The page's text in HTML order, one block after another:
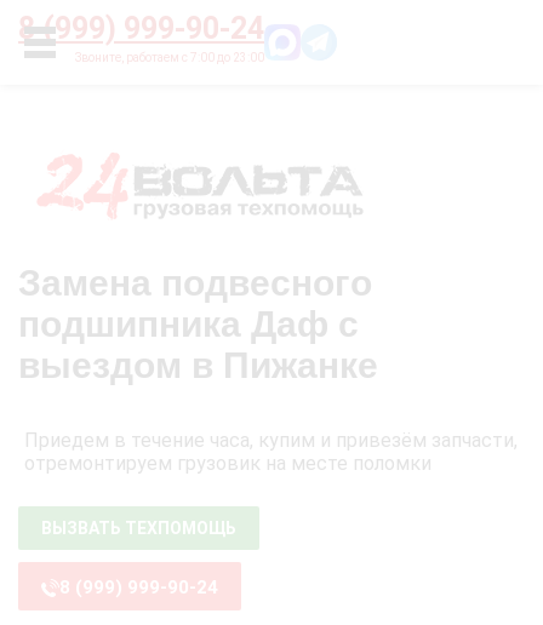
8 (999) 999-90-24
УСЛУГИ
Главная О нас Цены
Замена подвесного
подшипника Даф с
выездом в Пижанке
Приедем в течение часа, купим и привезём запчасти,
отремонтируем грузовик на месте поломки
ВЫЗВАТЬ ТЕХПОМОЩЬ
8 (999) 999-90-24